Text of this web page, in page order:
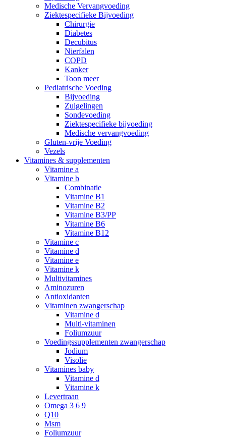
Medische Vervangvoeding
Ziektespecifieke Bijvoeding
Chirurgie
Diabetes
Decubitus
Nierfalen
COPD
Kanker
Toon meer
Pediatrische Voeding
Bijvoeding
Zuigelingen
Sondevoeding
Ziektespecifieke bijvoeding
Medische vervangvoeding
Gluten-vrije Voeding
Vezels
Vitamines & supplementen
Vitamine a
Vitamine b
Combinatie
Vitamine B1
Vitamine B2
Vitamine B3/PP
Vitamine B6
Vitamine B12
Vitamine c
Vitamine d
Vitamine e
Vitamine k
Multivitamines
Aminozuren
Antioxidanten
Vitaminen zwangerschap
Vitamine d
Multi-vitaminen
Foliumzuur
Voedingssupplementen zwangerschap
Jodium
Visolie
Vitamines baby
Vitamine d
Vitamine k
Levertraan
Omega 3 6 9
Q10
Msm
Foliumzuur